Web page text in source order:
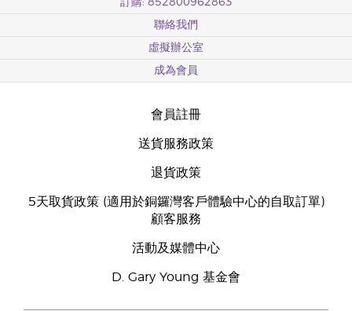
訂購: 852800962863
聯絡我們
虛擬辦公室
成為會員
會員註冊
送貨服務政策
退貨政策
5天取貨政策 (適用於銅鑼灣客戶體驗中心的自取訂單)
顧客服務
活動及媒體中心
D. Gary Young 基金會